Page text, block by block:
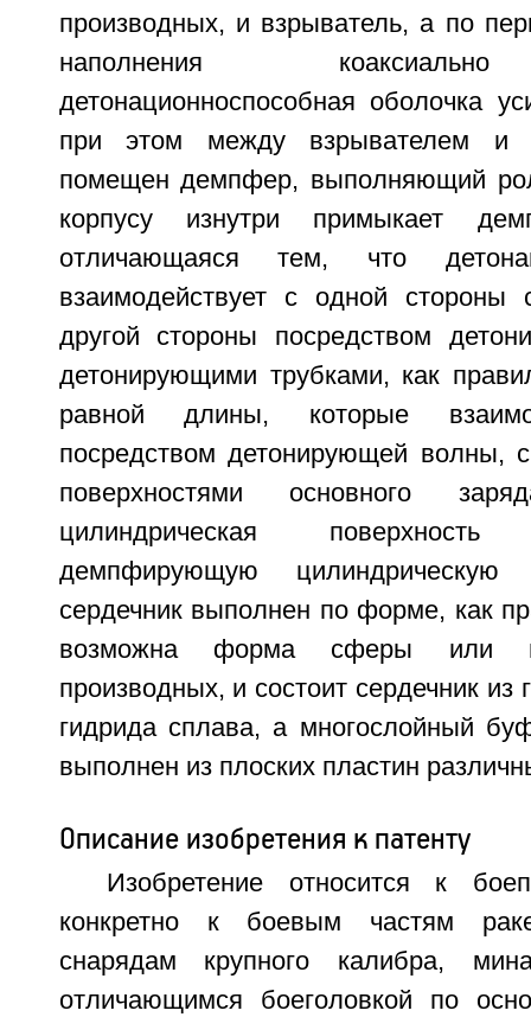
производных, и взрыватель, а по
наполнения
детонационноспособная оболочка
при этом между взрывателем и
помещен демпфер, выполняющий
корпусу изнутри примыкает
отличающаяся тем, что
взаимодействует с одной
другой стороны посредством
детонирующими трубками, как
равной длины, которые
посредством детонирующей волны,
поверхностями основного
цилиндрическая
демпфирующую цилиндрическую
сердечник выполнен по форме, как
возможна форма сферы или их
производных, и состоит сердечник из
гидрида сплава, а многослойный
выполнен из плоских пластин
Описание изобретения к патенту
Изобретение относится к
конкретно к боевым частям
снарядам крупного калибра,
отличающимся боеголовкой по